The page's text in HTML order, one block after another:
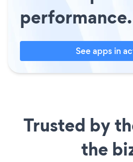
performance.
See apps in
Trusted by
the